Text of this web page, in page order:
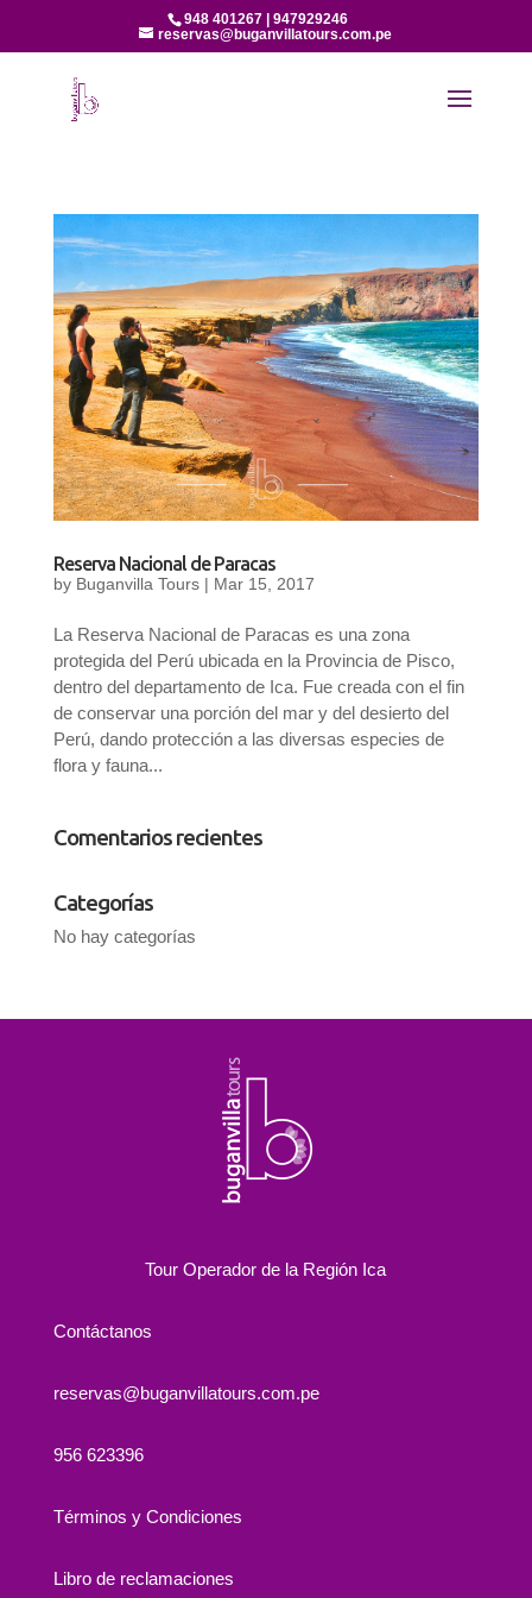
948 401267 | 947929246
reservas@buganvillatours.com.pe
Reserva Nacional de Paracas
by Buganvilla Tours| Mar 15, 2017
La Reserva Nacional de Paracas es una zona
protegida del Perú ubicada en la Provincia de Pisco,
dentro del departamento de Ica. Fue creada con el fin
de conservar una porción del mar y del desierto del
Perú, dando protección a las diversas especies de
flora y fauna...
Comentarios recientes
Categorías
No hay categorías
Tour Operador de la Región Ica
Contáctanos
reservas@buganvillatours.com.pe
956 623396
Términos y Condiciones
Libro de reclamaciones